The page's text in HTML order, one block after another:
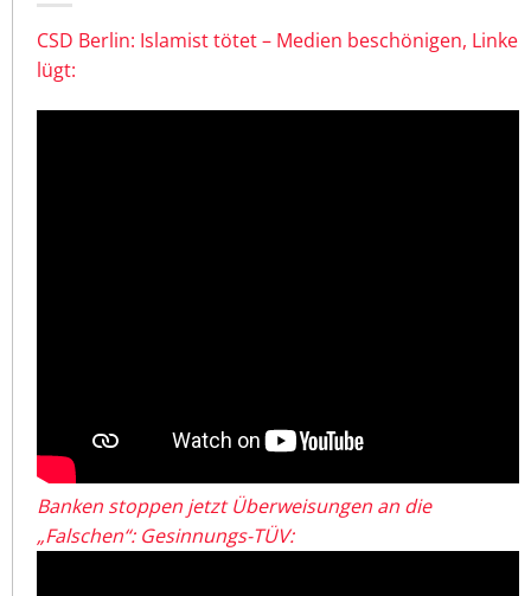
CSD Berlin: Islamist tötet – Medien beschönigen, Linke
lügt:
Banken stoppen jetzt Überweisungen an die
„Falschen“: Gesinnungs-TÜV: